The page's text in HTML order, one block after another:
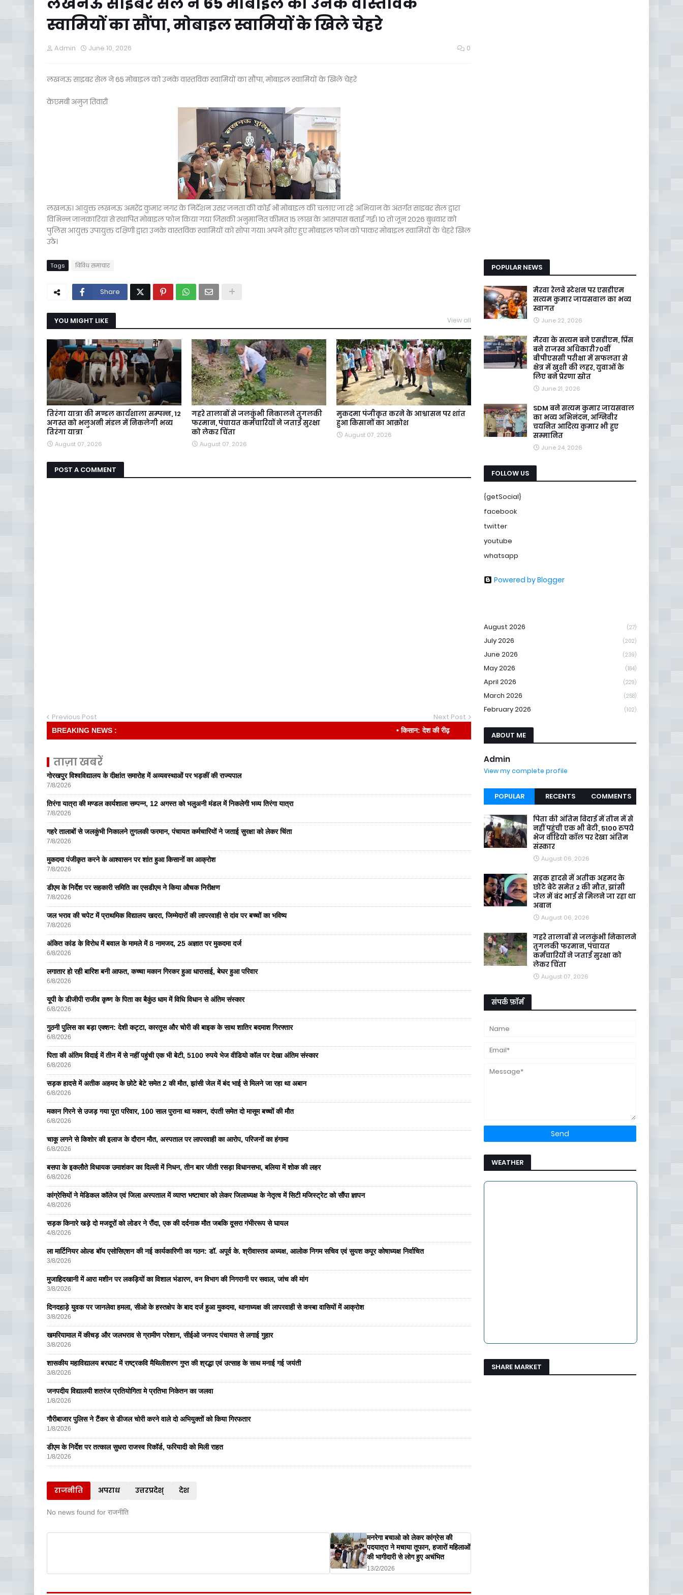
स्वामियों का सौंपा, मोबाइल स्वामियों के खिले चेहरे
Admin June 10, 2026 0
लखनऊ साइबर सेल ने 65 मोबाइल को उनके वास्तविक स्वामियों का सौंपा, मोबाइल स्वामियों के खिले चेहरे
केएमबी अनुज तिवारी
लखनऊ। आयुक्त लखनऊ अमरेंद्र कुमार नगर के निर्देशन उसर जनता की कोई भी मोबाइल की चलाए जा रहे अभियान के अंतर्गत साइबर सेल द्वारा
विभिन्न जानकारियां से स्थापित मोबाइल फोन किया गया जिसकी अनुमानित कीमत 15 लाख के आसपास बताई गई। 10 तो जून 2026 बुधवार को
पुलिस आयुक्त उपायुक्त दक्षिणी द्वारा उनके वास्तविक स्वामियों को सोपा गया। अपने खोए हुए मोबाइल फोन को पाकर मोबाइल स्वामियों के चेहरे खिल
उठे।
Tags विविध समाचार
Share
YOU MIGHT LIKE View all
तिरंगा यात्रा की मण्डल कार्यशाला सम्पन्न, 12
अगस्त को भलुअनी मंडल में निकलेगी भव्य
तिरंगा यात्रा
August 07, 2026
गहरे तालाबों से जलकुंभी निकालने तुगलकी
फरमान, पंचायत कर्मचारियों ने जताई सुरक्षा
को लेकर चिंता
August 07, 2026
मुकदमा पंजीकृत करने के आश्वासन पर शांत
हुआ किसानों का आक्रोश
August 07, 2026
POST A COMMENT
Previous Post Next Post
BREAKING NEWS : • किसान: देश की रीढ़
ताज़ा खबरें
गोरखपुर विश्वविद्यालय के दीक्षांत समारोह में अव्यवस्थाओं पर भड़कीं की राज्यपाल
7/8/2026
तिरंगा यात्रा की मण्डल कार्यशाला सम्पन्न, 12 अगस्त को भलुअनी मंडल में निकलेगी भव्य तिरंगा यात्रा
7/8/2026
गहरे तालाबों से जलकुंभी निकालने तुगलकी फरमान, पंचायत कर्मचारियों ने जताई सुरक्षा को लेकर चिंता
7/8/2026
मुकदमा पंजीकृत करने के आश्वासन पर शांत हुआ किसानों का आक्रोश
7/8/2026
डीएम के निर्देश पर सहकारी समिति का एसडीएम ने किया औचक निरीक्षण
7/8/2026
जल भराव की चपेट में प्राथमिक विद्यालय खदरा, जिम्मेदारों की लापरवाही से दांव पर बच्चों का भविष्य
7/8/2026
अंकित कांड के विरोध में बवाल के मामले में 8 नामजद, 25 अज्ञात पर मुकदमा दर्ज
6/8/2026
लगातार हो रही बारिश बनी आफत, कच्चा मकान गिरकर हुआ धारासाई, बेघर हुआ परिवार
6/8/2026
यूपी के डीजीपी राजीव कृष्ण के पिता का बैकुंठ धाम में विधि विधान से अंतिम संस्कार
6/8/2026
गुठनी पुलिस का बड़ा एक्शन: देशी कट्टा, कारतूस और चोरी की बाइक के साथ शातिर बदमाश गिरफ्तार
6/8/2026
पिता की अंतिम विदाई में तीन में से नहीं पहुंची एक भी बेटी, 5100 रुपये भेज वीडियो कॉल पर देखा अंतिम संस्कार
6/8/2026
सड़क हादसे में अतीक अहमद के छोटे बेटे समेत 2 की मौत, झांसी जेल में बंद भाई से मिलने जा रहा था अबान
6/8/2026
मकान गिरने से उजड़ गया पूरा परिवार, 100 साल पुराना था मकान, दंपती समेत दो मासूम बच्चों की मौत
6/8/2026
चाकू लगने से किशोर की इलाज के दौरान मौत, अस्पताल पर लापरवाही का आरोप, परिजनों का हंगामा
6/8/2026
बसपा के इकलाैते विधायक उमाशंकर का दिल्ली में निधन, तीन बार जीती रसड़ा विधानसभा, बलिया में शोक की लहर
6/8/2026
कांग्रेसियों ने मेडिकल कॉलेज एवं जिला अस्पताल में व्याप्त भष्टाचार को लेकर जिलाध्यक्ष के नेतृत्व में सिटी मजिस्ट्रेट को सौंपा ज्ञापन
4/8/2026
सड़क किनारे खड़े दो मजदूरों को लोडर ने रौंदा, एक की दर्दनाक मौत जबकि दूसरा गंभीररूप से घायल
4/8/2026
ला मार्टिनियर ओल्ड बॉय एसोसिएशन की नई कार्यकारिणी का गठन: डॉ. अपूर्व के. श्रीवास्तव अध्यक्ष, आलोक निगम सचिव एवं सुयश कपूर कोषाध्यक्ष निर्वाचित
3/8/2026
मुजाहिदखानी में आरा मशीन पर लकड़ियों का विशाल भंडारण, वन विभाग की निगरानी पर सवाल, जांच की मांग
3/8/2026
दिनदहाड़े युवक पर जानलेवा हमला, सीओ के हस्तक्षेप के बाद दर्ज हुआ मुकदमा, थानाध्यक्ष की लापरवाही से कस्बा वासियों में आक्रोश
3/8/2026
खमरियामाल में कीचड़ और जलभराव से ग्रामीण परेशान, सीईओ जनपद पंचायत से लगाई गुहार
3/8/2026
शासकीय महाविद्यालय बरघाट में राष्ट्रकवि मैथिलीशरण गुप्त की श्रद्धा एवं उत्साह के साथ मनाई गई जयंती
3/8/2026
जनपदीय विद्यालयी शतरंज प्रतियोगिता मे प्रतिभा निकेतन का जलवा
1/8/2026
गौरीबाजार पुलिस ने टैंकर से डीजल चोरी करने वाले दो अभियुक्तों को किया गिरफतार
1/8/2026
डीएम के निर्देश पर तत्काल सुधरा राजस्व रिकॉर्ड, फरियादी को मिली राहत
1/8/2026
राजनीति अपराध उत्तरप्रदेश् देश
No news found for राजनीति
मनरेगा बचाओ को लेकर कांग्रेस की
पदयात्रा ने मचाया तूफान, हजारों महिलाओं
की भागीदारी से लोग हुए अचंभित
13/2/2026
POPULAR NEWS
मैरवा रेलवे स्टेशन पर एसडीएम
सत्यम कुमार जायसवाल का भव्य
स्वागत
June 22, 2026
मैरवा के सत्यम बने एसडीएम, प्रिंस
बने राजस्व अधिकारी70वीं
बीपीएससी परीक्षा में सफलता से
क्षेत्र में खुशी की लहर, युवाओं के
लिए बने प्रेरणा स्रोत
June 21, 2026
SDM बने सत्यम कुमार जायसवाल
का भव्य अभिनंदन, अग्निवीर
चयनित आदित्य कुमार भी हुए
सम्मानित
June 24, 2026
FOLLOW US
{getSocial}
facebook
twitter
youtube
whatsapp
Powered by Blogger
August 2026 (27)
July 2026 (202)
June 2026 (239)
May 2026 (184)
April 2026 (229)
March 2026 (258)
February 2026 (102)
ABOUT ME
Admin
View my complete profile
POPULAR RECENTS COMMENTS
पिता की अंतिम विदाई में तीन में से
नहीं पहुंची एक भी बेटी, 5100 रुपये
भेज वीडियो कॉल पर देखा अंतिम
संस्कार
August 06, 2026
सड़क हादसे में अतीक अहमद के
छोटे बेटे समेत 2 की मौत, झांसी
जेल में बंद भाई से मिलने जा रहा था
अबान
August 06, 2026
गहरे तालाबों से जलकुंभी निकालने
तुगलकी फरमान, पंचायत
कर्मचारियों ने जताई सुरक्षा को
लेकर चिंता
August 07, 2026
संपर्क फ़ॉर्म
WEATHER
SHARE MARKET